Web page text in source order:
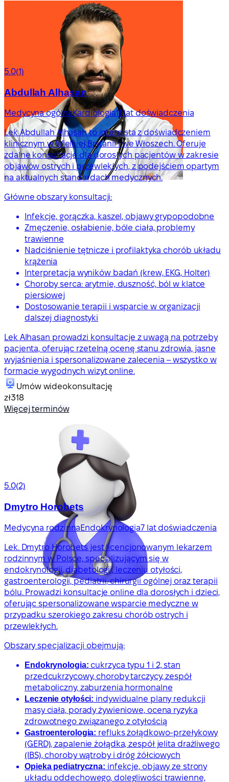
5.0(1)
Abdullah Alhasan
Medycyna ogólnaKardiologia11 lat doświadczenia
Lek Abdullah Alhasan to internista z doświadczeniem
klinicznym w Wielkiej Brytanii i we Włoszech. Oferuje
zdalne konsultacje dla dorosłych pacjentów w zakresie
objawów ostrych i przewlekłych, z podejściem opartym
na aktualnych standardach medycznych.
Główne obszary konsultacji:
Infekcje, gorączka, kaszel, objawy grypopodobne
Zmęczenie, osłabienie, bóle ciała, problemy
trawienne
Nadciśnienie tętnicze i profilaktyka chorób układu
krążenia
Interpretacja wyników badań (krew, EKG, Holter)
Choroby serca: arytmie, duszność, ból w klatce
piersiowej
Dostosowanie terapii i wsparcie w organizacji
dalszej diagnostyki
Lek Alhasan prowadzi konsultacje z uwagą na potrzeby
pacjenta, oferując rzetelną ocenę stanu zdrowia, jasne
wyjaśnienia i spersonalizowane zalecenia – wszystko w
formacie wygodnych wizyt online.
Umów wideokonsultację
zł318
Więcej terminów
5.0(2)
Dmytro Horobets
Medycyna rodzinnaEndokrynologia7 lat doświadczenia
Lek. Dmytro Horobets jest licencjonowanym lekarzem
rodzinnym w Polsce, specjalizującym się w
endokrynologii, diabetologii, leczeniu otyłości,
gastroenterologii, pediatrii, chirurgii ogólnej oraz terapii
bólu. Prowadzi konsultacje online dla dorosłych i dzieci,
oferując spersonalizowane wsparcie medyczne w
przypadku szerokiego zakresu chorób ostrych i
przewlekłych.
Obszary specjalizacji obejmują:
Endokrynologia: cukrzyca typu 1 i 2, stan
przedcukrzycowy, choroby tarczycy, zespół
metaboliczny, zaburzenia hormonalne
Leczenie otyłości: indywidualne plany redukcji
masy ciała, porady żywieniowe, ocena ryzyka
zdrowotnego związanego z otyłością
Gastroenterologia: refluks żołądkowo-przełykowy
(GERD), zapalenie żołądka, zespół jelita drażliwego
(IBS), choroby wątroby i dróg żółciowych
Opieka pediatryczna: infekcje, objawy ze strony
układu oddechowego, dolegliwości trawienne,